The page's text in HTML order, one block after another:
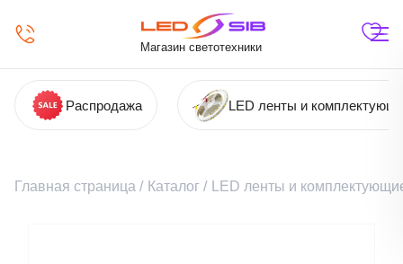
Магазин светотехники
Распродажа LED ленты и
Главная страница / Каталог / LED ленты и